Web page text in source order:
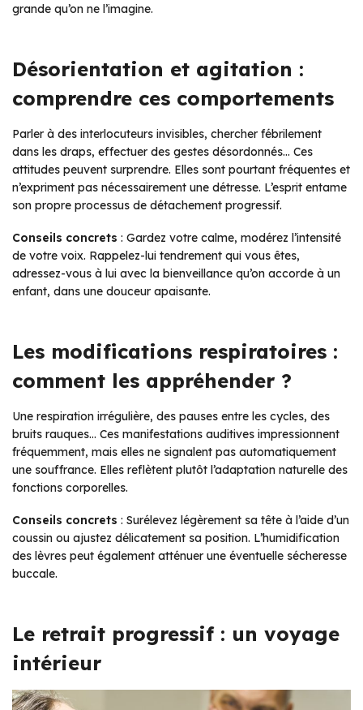
grande qu’on ne l’imagine.
Désorientation et agitation :
comprendre ces comportements
Parler à des interlocuteurs invisibles, chercher fébrilement
dans les draps, effectuer des gestes désordonnés… Ces
attitudes peuvent surprendre. Elles sont pourtant fréquentes et
n’expriment pas nécessairement une détresse. L’esprit entame
son propre processus de détachement progressif.
Conseils concrets : Gardez votre calme, modérez l’intensité
de votre voix. Rappelez-lui tendrement qui vous êtes,
adressez-vous à lui avec la bienveillance qu’on accorde à un
enfant, dans une douceur apaisante.
Les modifications respiratoires :
comment les appréhender ?
Une respiration irrégulière, des pauses entre les cycles, des
bruits rauques… Ces manifestations auditives impressionnent
fréquemment, mais elles ne signalent pas automatiquement
une souffrance. Elles reflètent plutôt l’adaptation naturelle des
fonctions corporelles.
Conseils concrets : Surélevez légèrement sa tête à l’aide d’un
coussin ou ajustez délicatement sa position. L’humidification
des lèvres peut également atténuer une éventuelle sécheresse
buccale.
Le retrait progressif : un voyage
intérieur